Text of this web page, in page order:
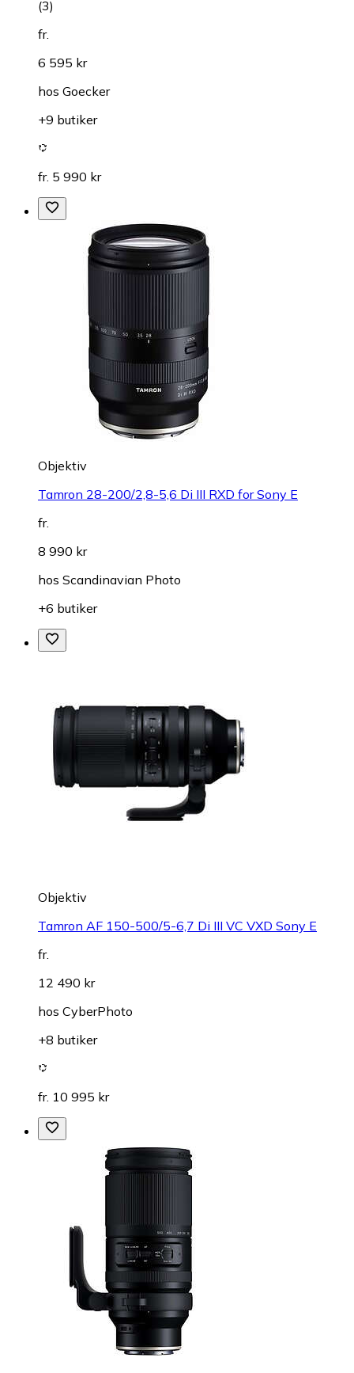
(3)
fr.
6 595 kr
hos Goecker
+9 butiker
fr. 5 990 kr
Objektiv
Tamron 28-200/2,8-5,6 Di III RXD for Sony E
fr.
8 990 kr
hos Scandinavian Photo
+6 butiker
Objektiv
Tamron AF 150-500/5-6,7 Di III VC VXD Sony E
fr.
12 490 kr
hos CyberPhoto
+8 butiker
fr. 10 995 kr